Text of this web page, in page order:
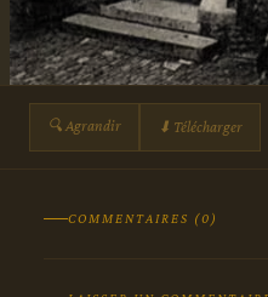
🔍 Agrandir ⬇ Télécharger
COMMENTAIRES (0)